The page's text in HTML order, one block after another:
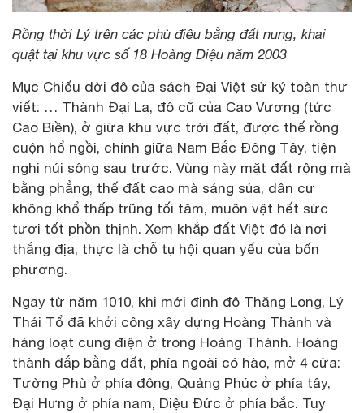
Rồng thời Lý trên các phù điêu bằng đất nung, khai
quật tại khu vực số 18 Hoàng Diệu năm 2003
Mục Chiếu dời đô của sách Đại Việt sử ký toàn thư
viết: … Thành Đại La, đô cũ của Cao Vương (tức
Cao Biền), ở giữa khu vực trời đất, được thế rồng
cuộn hổ ngồi, chính giữa Nam Bắc Đông Tây, tiện
nghi núi sông sau trước. Vùng này mặt đất rộng mà
bằng phẳng, thế đất cao mà sáng sủa, dân cư
không khổ thấp trũng tối tăm, muôn vật hết sức
tươi tốt phồn thịnh. Xem khắp đất Việt đó là nơi
thắng địa, thực là chỗ tụ hội quan yếu của bốn
phương.
Ngay từ năm 1010, khi mới định đô Thăng Long, Lý
Thái Tổ đã khởi công xây dựng Hoàng Thành và
hàng loạt cung điện ở trong Hoàng Thành. Hoàng
thành đắp bằng đất, phía ngoài có hào, mở 4 cửa:
Tường Phù ở phía đông, Quảng Phúc ở phía tây,
Đại Hưng ở phía nam, Diệu Đức ở phía bắc. Tuy